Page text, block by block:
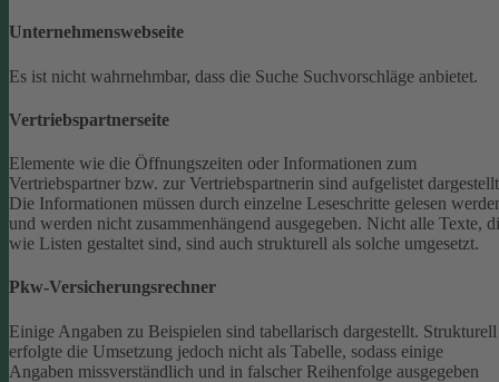
Unternehmenswebseite
Es ist nicht wahrnehmbar, dass die Suche Suchvorschläge anbietet.
Vertriebspartnerseite
Elemente wie die Öffnungszeiten oder Informationen zum
Vertriebspartner bzw. zur Vertriebspartnerin sind aufgelistet
Die Informationen müssen durch einzelne Leseschritte gelesen
und werden nicht zusammenhängend ausgegeben. Nicht alle Texte,
wie Listen gestaltet sind, sind auch strukturell als solche umgesetzt.
Pkw-Versicherungsrechner
Einige Angaben zu Beispielen sind tabellarisch dargestellt. Strukturell
erfolgte die Umsetzung jedoch nicht als Tabelle, sodass einige
Angaben missverständlich und in falscher Reihenfolge ausgegeben